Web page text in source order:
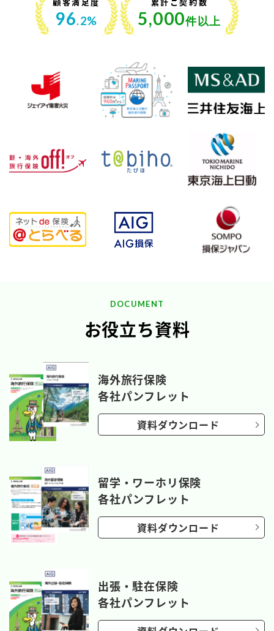
96.2% 5,000件以上
DOCUMENT
お役立ち資料
海外旅行保険
各社パンフレット
資料ダウンロード
留学・ワーホリ保険
各社パンフレット
資料ダウンロード
出張・駐在保険
各社パンフレット